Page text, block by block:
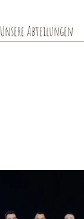
Unsere Abteilungen